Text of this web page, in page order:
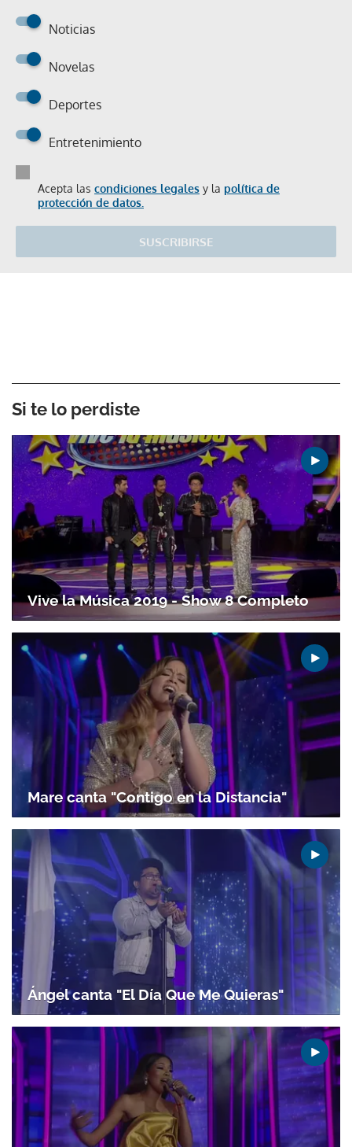
Noticias
Novelas
Deportes
Entretenimiento
Acepta las condiciones legales y la política de
protección de datos.
SUSCRIBIRSE
Gracias por suscribirte a nuestro boletín.
Si te lo perdiste
Vive la Música 2019 - Show 8 Completo
Mare canta "Contigo en la Distancia"
Ángel canta "El Día Que Me Quieras"